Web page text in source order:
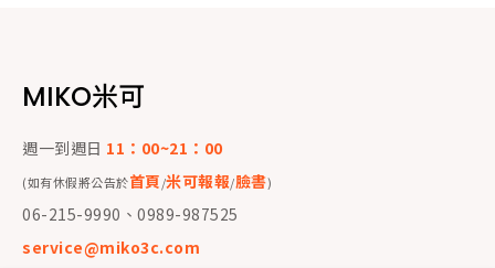
MIKO米可
週一到週日 11：00~21：00
(如有休假將公告於首頁/米可報報/臉書)
06-215-9990、0989-987525
service@miko3c.com